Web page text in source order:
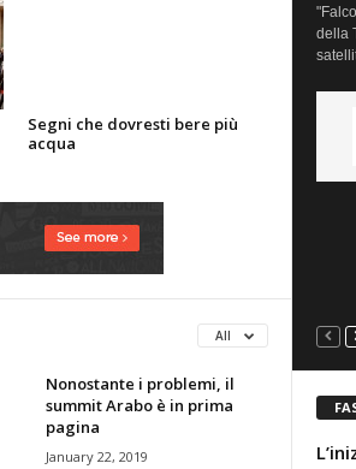
Segni che dovresti bere più
acqua
All
Nonostante i problemi, il
summit Arabo è in prima
pagina
January 22, 2019
della